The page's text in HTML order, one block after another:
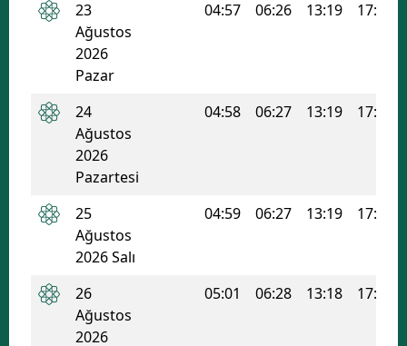
Siirt
Tekirdağ
Uşak
23
Ağustos
2026
Pazar
04:57 06:26 13:19 17:02
24
Ağustos
2026
Pazartesi
04:58 06:27 13:19 17:02
25
Ağustos
2026 Salı
04:59 06:27 13:19 17:01
26
Ağustos
2026
05:01 06:28 13:18 17:00